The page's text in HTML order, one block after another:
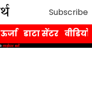
Subscribe
ऊर्जा डाटा सेंटर वीडियो